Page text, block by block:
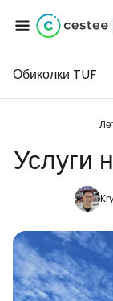
Обиколки TUF
Услуги
...